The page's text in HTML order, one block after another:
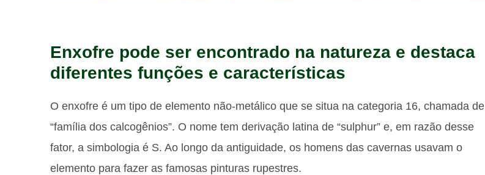
Enxofre pode ser encontrado na natureza e destaca
diferentes funções e características
O enxofre é um tipo de elemento não-metálico que se situa na categoria 16, chamada de
“família dos calcogênios”. O nome tem derivação latina de “sulphur” e, em razão desse
fator, a simbologia é S. Ao longo da antiguidade, os homens das cavernas usavam o
elemento para fazer as famosas pinturas rupestres.